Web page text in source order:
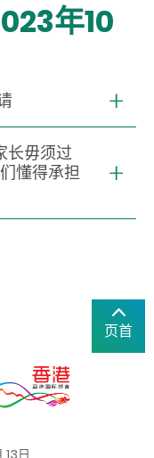
年10
长毋须过
懂得承担
页首